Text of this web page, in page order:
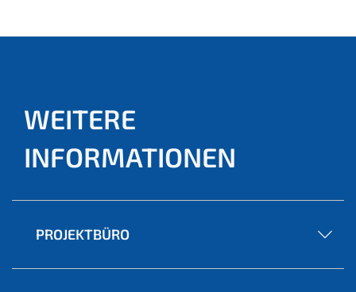
WEITERE
INFORMATIONEN
PROJEKTBÜRO